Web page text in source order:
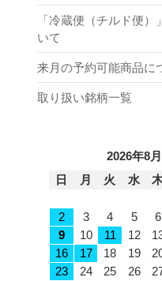
「冷蔵便（チルド便）
いて
来月の予約可能商品に
取り扱い銘柄一覧
2026年8月
日
月 火 水
2
3 4 5 6
9
10 11 12
16
17 18 19
23
24 25 26